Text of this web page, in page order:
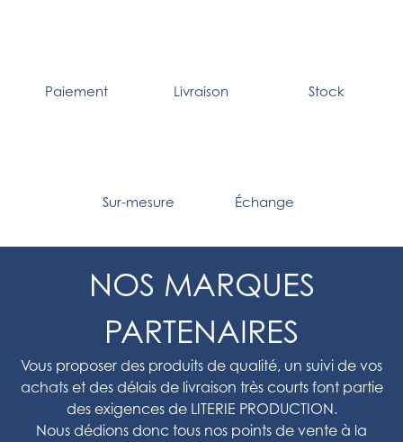
Paiement Livraison Stock
Sur-mesure Échange
NOS MARQUES
PARTENAIRES
Vous proposer des produits de qualité, un suivi de vos
achats et des délais de livraison très courts font partie
des exigences de LITERIE PRODUCTION.
Nous dédions donc tous nos points de vente à la